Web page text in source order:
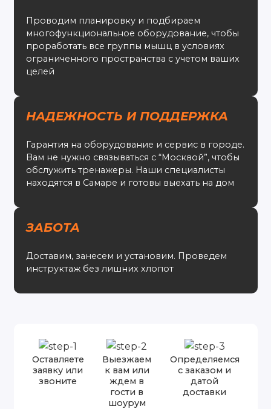
Проводим планировку и подбираем
многофункциональное оборудование, чтобы
проработать все группы мышц в условиях
ограниченного пространства с учетом ваших
целей
НАДЕЖНОСТЬ И ПОДДЕРЖКА
Гарантия на оборудование и сервис в городе.
Вам не нужно связываться с “Москвой”, чтобы
обслужить тренажеры. Наши специалисты
находятся в Самаре и готовы выехать на дом
ЗАБОТА
Доставим, занесем и установим. Проведем
инструктаж без лишних хлопот
Оставляете
заявку или
звоните
Выезжаем
к вам или
ждем в
гости в
шоурум
Определяемся
с заказом и
датой
доставки